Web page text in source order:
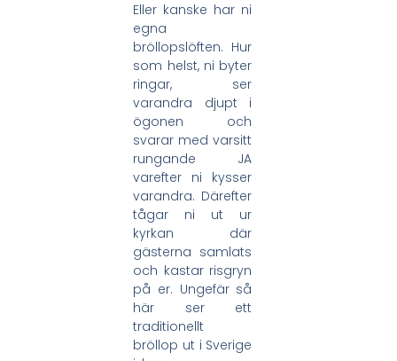
Eller kanske har ni
egna
bröllopslöften. Hur
som helst, ni byter
ringar, ser
varandra djupt i
ögonen och
svarar med varsitt
rungande JA
varefter ni kysser
varandra. Därefter
tågar ni ut ur
kyrkan där
gästerna samlats
och kastar risgryn
på er. Ungefär så
här ser ett
traditionellt
bröllop ut i Sverige